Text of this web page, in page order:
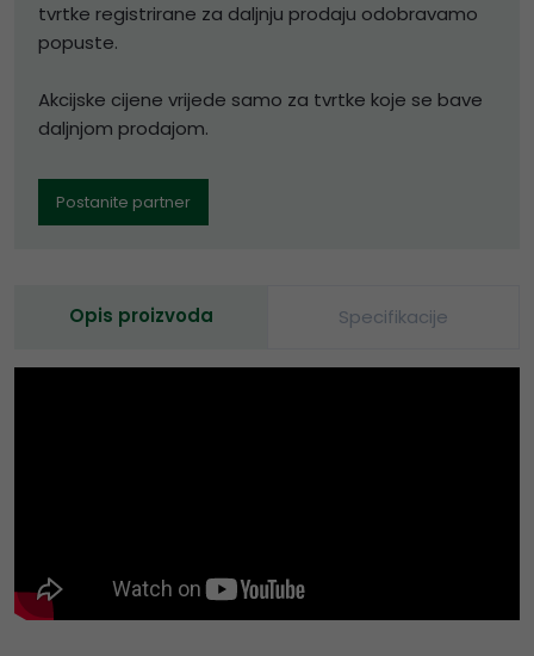
tvrtke registrirane za daljnju prodaju odobravamo
popuste.
Akcijske cijene vrijede samo za tvrtke koje se bave
daljnjom prodajom.
Postanite partner
Opis proizvoda Specifikacije